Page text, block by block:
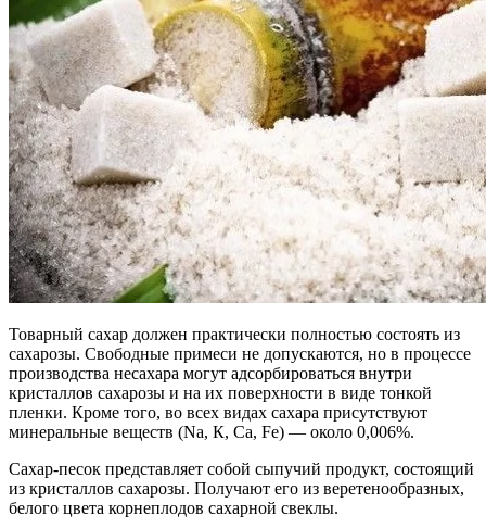
Товарный сахар должен практически полностью состоять из
сахарозы. Свободные примеси не допускаются, но в процессе
производства несахара могут адсорбироваться внутри
кристаллов сахарозы и на их поверхности в виде тонкой
пленки. Кроме того, во всех видах сахара присутствуют
минеральные веществ (Na, К, Са, Fe) — около 0,006%.
Сахар-песок представляет собой сыпучий продукт, состоящий
из кристаллов сахарозы. Получают его из веретенообразных,
белого цвета корнеплодов сахарной свеклы.